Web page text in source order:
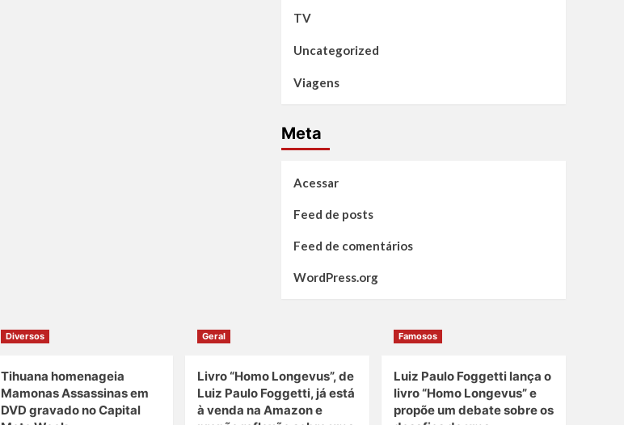
TV
Uncategorized
Viagens
Meta
Acessar
Feed de posts
Feed de comentários
WordPress.org
Diversos
Tihuana homenageia
Mamonas Assassinas em
DVD gravado no Capital
Geral
Livro “Homo Longevus”, de
Luiz Paulo Foggetti, já está
à venda na Amazon e
Famosos
Luiz Paulo Foggetti lança o
livro “Homo Longevus” e
propõe um debate sobre os